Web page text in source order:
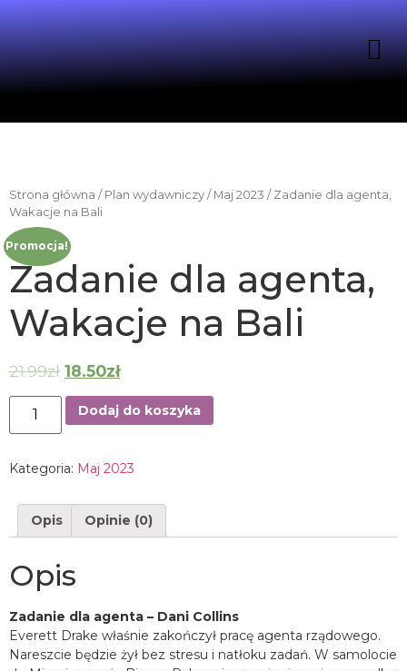
Strona główna / Plan wydawniczy / Maj 2023 / Zadanie dla agenta,
Wakacje na Bali
Promocja!
Zadanie dla agenta,
Wakacje na Bali
21.99zł 18.50zł
Dodaj do koszyka
Kategoria: Maj 2023
Opis Opinie (0)
Opis
Zadanie dla agenta – Dani Collins
Everett Drake właśnie zakończył pracę agenta rządowego.
Nareszcie będzie żył bez stresu i natłoku zadań. W samolocie